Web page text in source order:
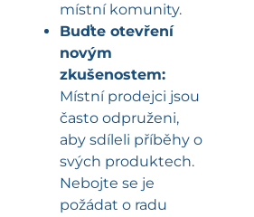
místní komunity.
Buďte otevření
novým
zkušenostem:
Místní prodejci jsou
často odpruženi,
aby sdíleli příběhy o
svých produktech.
Nebojte se je
požádat o radu